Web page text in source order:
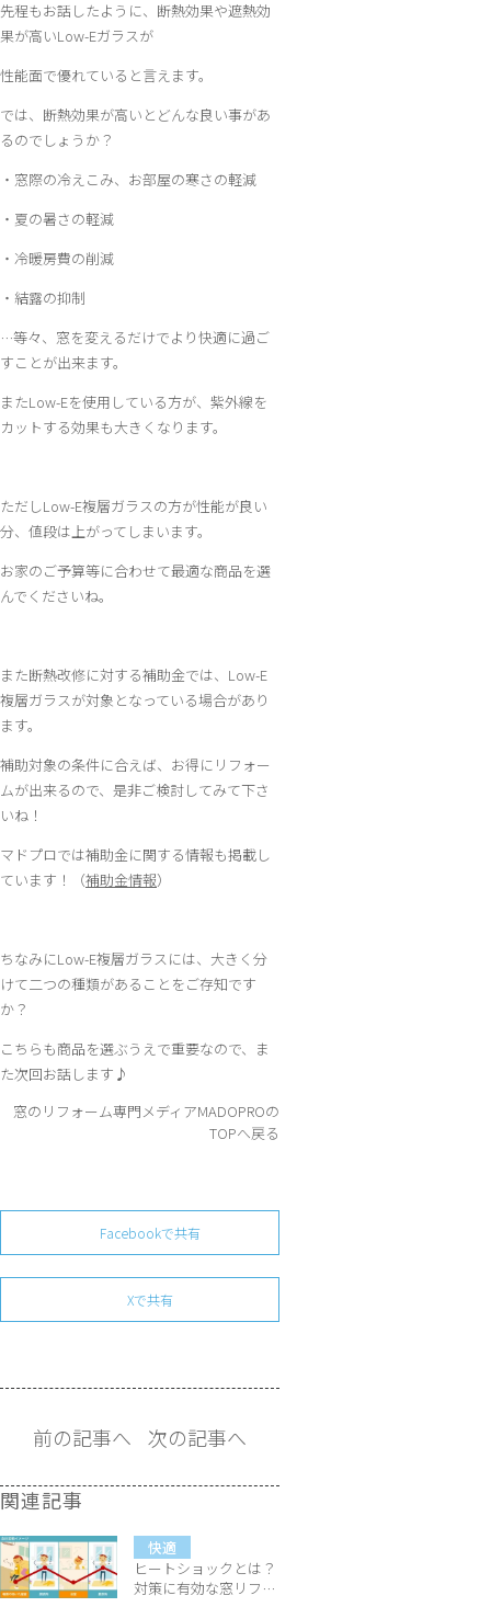
先程もお話したように、断熱効果や遮熱効
果が高いLow-Eガラスが
性能面で優れていると言えます。
では、断熱効果が高いとどんな良い事があ
るのでしょうか？
・窓際の冷えこみ、お部屋の寒さの軽減
・夏の暑さの軽減
・冷暖房費の削減
・結露の抑制
…等々、窓を変えるだけでより快適に過ご
すことが出来ます。
またLow-Eを使用している方が、紫外線を
カットする効果も大きくなります。
ただしLow-E複層ガラスの方が性能が良い
分、値段は上がってしまいます。
お家のご予算等に合わせて最適な商品を選
んでくださいね。
また断熱改修に対する補助金では、Low-E
複層ガラスが対象となっている場合があり
ます。
補助対象の条件に合えば、お得にリフォー
ムが出来るので、是非ご検討してみて下さ
いね！
マドプロでは補助金に関する情報も掲載し
ています！（補助金情報）
ちなみにLow-E複層ガラスには、大きく分
けて二つの種類があることをご存知です
か？
こちらも商品を選ぶうえで重要なので、ま
た次回お話します♪
窓のリフォーム専門メディアMADOPROの
TOPへ戻る
Facebookで共有
Xで共有
前の記事へ 次の記事へ
関連記事
ヒートショックとは？
対策に有効な窓リフォ
快適